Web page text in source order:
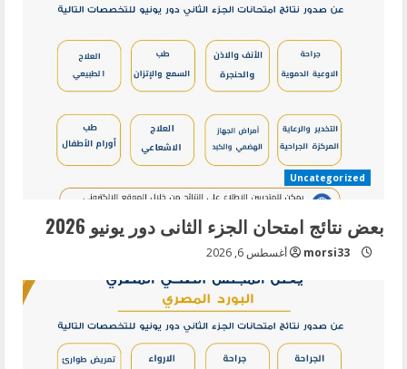
Uncategorized
بعض نتائج امتحان الجزء الثانى دور يونيو 2026
morsi33 أغسطس 6, 2026